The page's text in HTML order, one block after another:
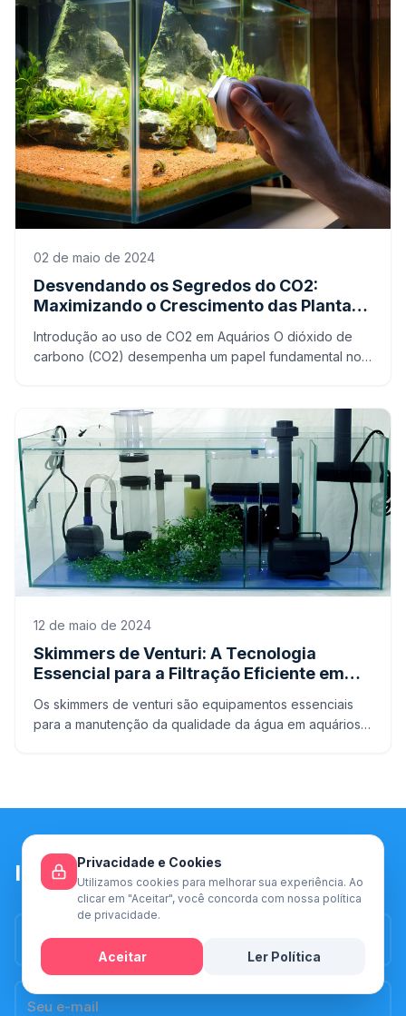
02 de maio de 2024
Desvendando os Segredos do CO2:
Maximizando o Crescimento das Plantas
Introdução ao uso de CO2 em Aquários O dióxido de
carbono (CO2) desempenha um papel fundamental no
12 de maio de 2024
Skimmers de Venturi: A Tecnologia
Essencial para a Filtração Eficiente em
Os skimmers de venturi são equipamentos essenciais
para a manutenção da qualidade da água em aquários
Inscreva-sePrivacidade e Cookies
Utilizamos cookies para melhorar sua experiência. Ao
clicar em "Aceitar", você concorda com nossa política
de privacidade.
Aceitar
Ler Política